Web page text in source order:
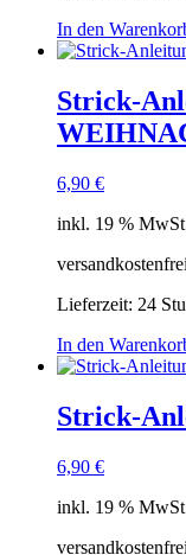
In den
Strick-
6,90 €
inkl. 19 %
versandkostenfrei
Lieferzeit: 24
In den
Strick-
6,90 €
inkl. 19 %
versandkostenfrei